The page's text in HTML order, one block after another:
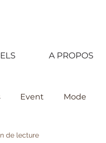
A PROPOS
Event Mode
de lecture